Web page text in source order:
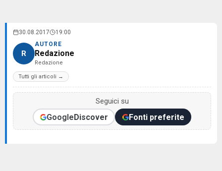
30.08.2017 19:00
R
AUTORE
Redazione
Redazione
Tutti gli articoli →
Seguici su
GoogleDiscover Fonti preferite